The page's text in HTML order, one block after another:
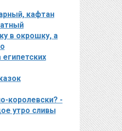
кафтан
в окрошку, а
королевски? -
утро сливы